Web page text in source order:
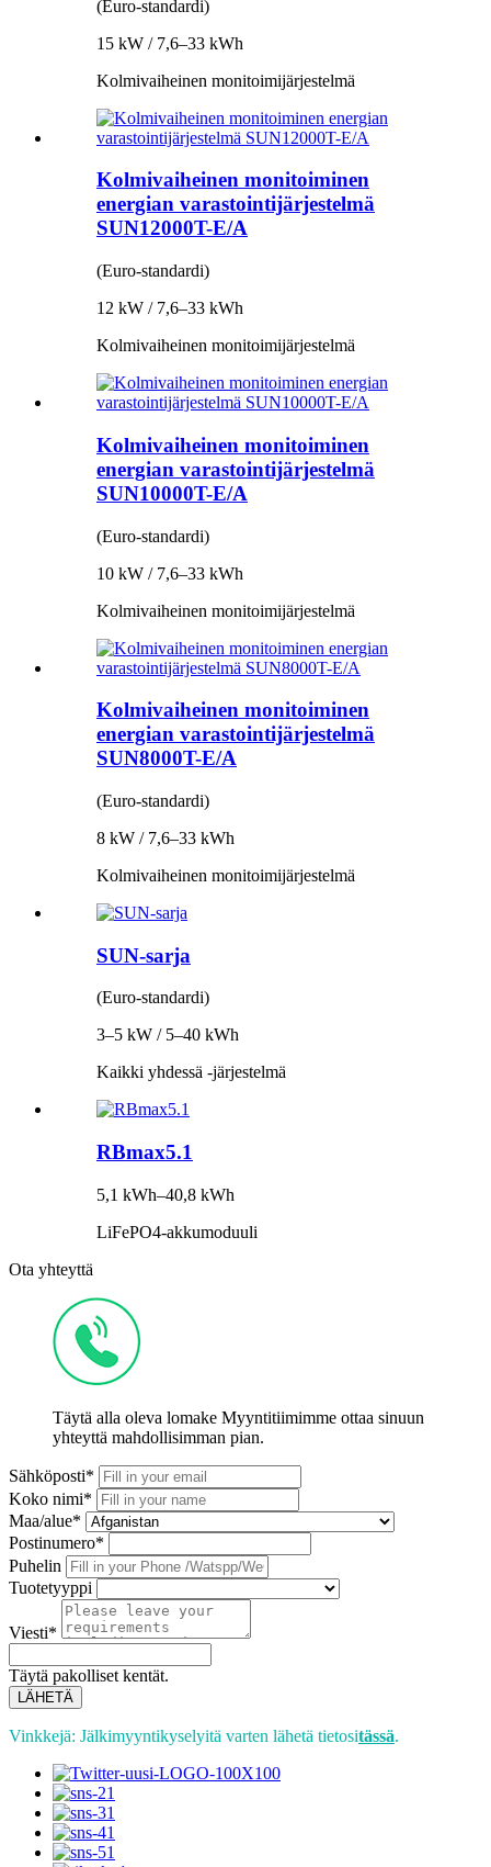
(Euro-standardi)
15 kW / 7,6–33 kWh
Kolmivaiheinen monitoimijärjestelmä
Kolmivaiheinen monitoiminen
energian varastointijärjestelmä
SUN12000T-E/A
(Euro-standardi)
12 kW / 7,6–33 kWh
Kolmivaiheinen monitoimijärjestelmä
Kolmivaiheinen monitoiminen
energian varastointijärjestelmä
SUN10000T-E/A
(Euro-standardi)
10 kW / 7,6–33 kWh
Kolmivaiheinen monitoimijärjestelmä
Kolmivaiheinen monitoiminen
energian varastointijärjestelmä
SUN8000T-E/A
(Euro-standardi)
8 kW / 7,6–33 kWh
Kolmivaiheinen monitoimijärjestelmä
SUN-sarja
(Euro-standardi)
3–5 kW / 5–40 kWh
Kaikki yhdessä -järjestelmä
RBmax5.1
5,1 kWh–40,8 kWh
LiFePO4-akkumoduuli
Ota yhteyttä
Täytä alla oleva lomake Myyntitiimimme ottaa sinuun
yhteyttä mahdollisimman pian.
Sähköposti*
Koko nimi*
Maa/alue*
Postinumero*
Puhelin
Tuotetyyppi
Viesti*
Täytä pakolliset kentät.
LÄHETÄ
Vinkkejä: Jälkimyyntikyselyitä varten lähetä tietositässä.